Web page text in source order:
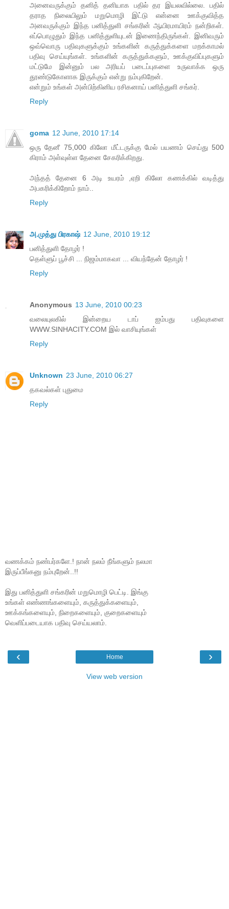
அனைவருக்கும் தனித் தனியாக பதில் தர இயலவில்லை. பதில்
தராத நிலையிலும் மறுமொழி இட்டு என்னை ஊக்குவித்த
அனவருக்கும் இந்த பனித்துளி சங்கரின் ஆயிரமாயிரம் நன்றிகள்.
எப்பொழுதும் இந்த பனித்துளியுடன் இணைந்திருங்கள். இனிவரும்
ஒவ்வொரு பதிவுகளுக்கும் உங்களின் கருத்துக்களை மறக்காமல்
பதிவு செய்யுங்கள். உங்களின் கருத்துக்களும், ஊக்குவிப்புகளும்
மட்டுமே இன்னும் பல அரியப் படைப்புகளை உருவாக்க ஒரு
தூண்டுகோளாக இருக்கும் என்று நம்புகிறேன்.
என்றும் உங்கள் அன்பிற்கினிய ரசிகனாய் பனித்துளி சங்கர்.
Reply
goma 12 June, 2010 17:14
ஒரு தேனீ 75,000 கிலோ மீட்டருக்கு மேல் பயணம் செய்து 500
கிராம் அள்வுள்ள தேனை சேகரிக்கிறது.
அந்தத் தேனை 6 அடி உயரம் ,ஏறி கிலோ கணக்கில் வடித்து
அபகரிக்கிறோம் நாம்..
Reply
அ.முத்து பிரகாஷ் 12 June, 2010 19:12
பனித்துளி தோழர் !
தெள்ளுப் பூச்சி ... நிஜம்மாகவா ... வியந்தேன் தோழர் !
Reply
Anonymous 13 June, 2010 00:23
வலையுலகில் இன்றைய டாப் ஐம்பது பதிவுகளை
WWW.SINHACITY.COM இல் வாசியுங்கள்
Reply
Unknown 23 June, 2010 06:27
த‌க‌வ‌ல்க‌ள் புதுமை
Reply
வணக்கம் நண்பர்களே.! நான் நலம் நீங்களும் நலமா
இருப்பீங்கனு நம்புறேன்..!!
இது பனித்துளி சங்கரின் மறுமொழி பெட்டி. இங்கு
உங்கள் எண்ணங்களையும், கருத்துக்களையும்,
ஊக்கங்களையும், நிறைகளையும், குறைகளையும்
வெளிப்படையாக பதிவு செய்யலாம்.
‹ ›
Home
View web version